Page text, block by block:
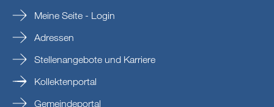
Meine Seite - Login
Adressen
Stellenangebote und Karriere
Kollektenportal
Gemeindeportal